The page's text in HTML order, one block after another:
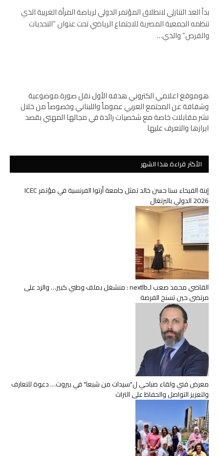
بدأ العد التنازلي لانطلاق المؤتمر الدولي لرياضة المرأة العربية الذي
تنظمه الجمعية المصرية للاجتماع الرياضي تحت عنوان “التحديات
والفرص” والذي…
هوموقع اعلامي الكتروني هدفه الأول نقل صورة موضوعية
وشفافة عن المجتمع العربي عموماً واللبناني وخصوصاً من خلال
نشر مقابلات خاصة مع شخصيات رائدة في مجالها المهني بقصد
ابرازها والتعرف عليها
الأكثر قراءة هذا الشهر
إبنة الفيحاء سنا حسن خالد تمثل جامعة أرتوا الفرنسية في مؤتمر ICEC
2026 الدولي بالبرتغال
القاضي محمد صعب لـnextlb : منشغل بملف وطني كبير… والرد على
مرتضى حين تسنح الفرصة
معرض فني ولقاء صباحي ل"سيدات من شبعا" في بيروت… دعوة للتعارف
ولتعزيز التواصل والحفاظ على التراث